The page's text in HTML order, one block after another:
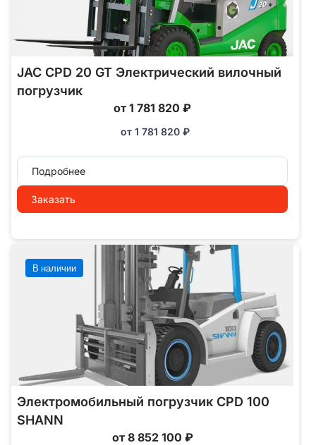
JAC CPD 20 GT Электрический вилочный
погрузчик
от 1 781 820 ₽
от 1 781 820 ₽
Подробнее
Заказать
В наличии
Электромобильный погрузчик CPD 100
SHANN
от 8 852 100 ₽